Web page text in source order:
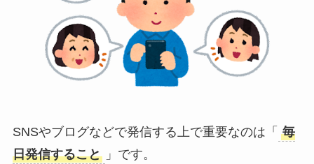
SNSやブログなどで発信する上で重要なのは「 毎
日発信すること
」です。